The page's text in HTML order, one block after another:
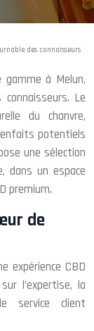
des connaisseurs
à Melun,
Le
du chanvre,
potentiels
une sélection
dans un espace
premium.
de
expérience CBD
l’expertise, la
service client